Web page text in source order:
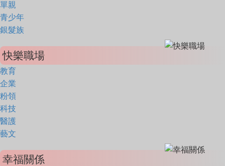
單親
青少年
銀髮族
快樂職場
教育
企業
粉領
科技
醫護
藝文
幸福關係